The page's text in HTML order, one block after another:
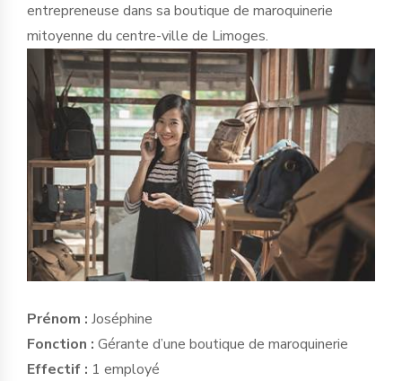
entrepreneuse dans sa boutique de maroquinerie
mitoyenne du centre-ville de Limoges.
Prénom : Joséphine
Fonction : Gérante d’une boutique de maroquinerie
Effectif : 1 employé